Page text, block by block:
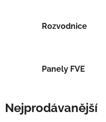
Rozvodnice
Panely FVE
Nejprodávanější